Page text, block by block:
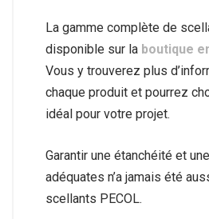
La gamme complète de
disponible sur la boutique
Vous y trouverez plus
chaque produit et pourrez
idéal pour votre projet.
Garantir une étanchéité et
adéquates n’a jamais été
scellants PECOL.